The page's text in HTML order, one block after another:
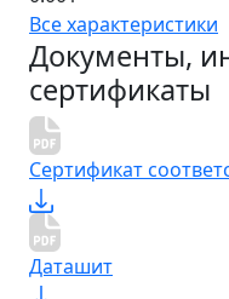
Все характеристики
Документы,
сертификаты
Сертификат
Даташит